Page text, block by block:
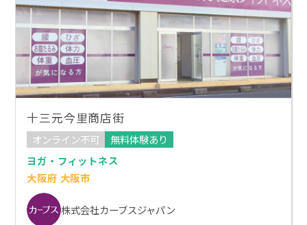
十三元今里商店街
オンライン不可
無料体験あり
ヨガ・フィットネス
大阪府 大阪市
株式会社カーブスジャパン